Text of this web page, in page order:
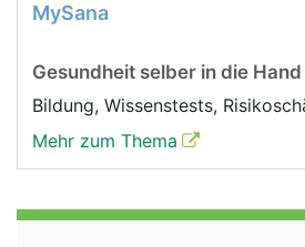
MySana
Gesundheit selber in die
Bildung, Wissenstests,
Mehr zum Thema